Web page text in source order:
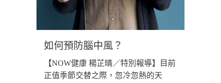
如何預防腦中風？
【NOW健康 楊芷晴／特別報導】目前
正值季節交替之際，忽冷忽熱的天